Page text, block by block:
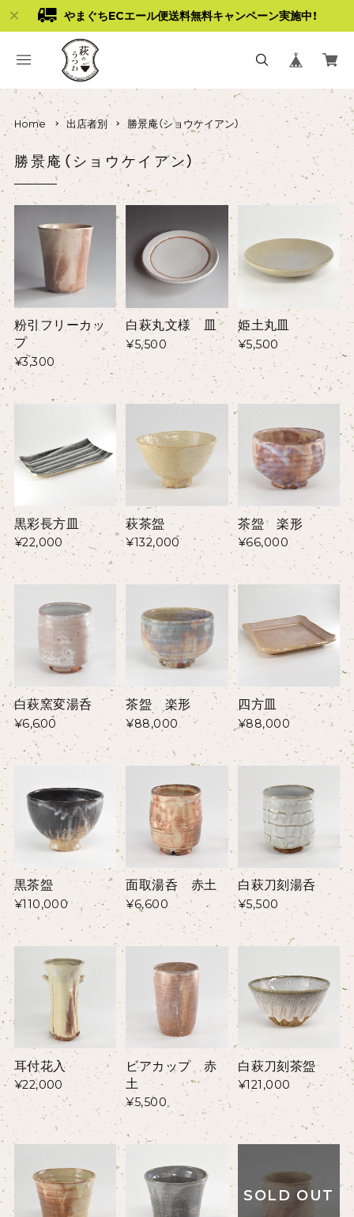
やまぐちECエール便送料無料キャンペーン実施中！
Home 出店者別 勝景庵（ショウケイアン）
勝景庵（ショウケイアン）
粉引フリーカッ
プ
¥3,300
白萩丸文様 皿
¥5,500
姫土丸皿
¥5,500
黒彩長方皿
¥22,000
萩茶盌
¥132,000
茶盌 楽形
¥66,000
白萩窯変湯呑
¥6,600
茶盌 楽形
¥88,000
四方皿
¥88,000
黒茶盌
¥110,000
面取湯呑 赤土
¥6,600
白萩刀刻湯呑
¥5,500
耳付花入
¥22,000
ビアカップ 赤
土
¥5,500
白萩刀刻茶盌
¥121,000
SOLD OUT